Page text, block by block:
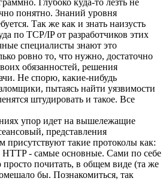
Глубоко куда-то лезть не
понятно. Знаний уровня
Так же как и знать наизусть
по TCP/IP от разработчиков этих
специалисты знают это
ровно то, что нужно, достаточно
обязанностей, решения
Не спорю, какие-нибудь
пытаясь найти уязвимости
штудировать и такое. Все
упор идет на вышележащие
представления
такие протоколы как:
HTTP - самые основные. Сами по себе
почитать, в общем виде (та же
бы. Познакомиться, так